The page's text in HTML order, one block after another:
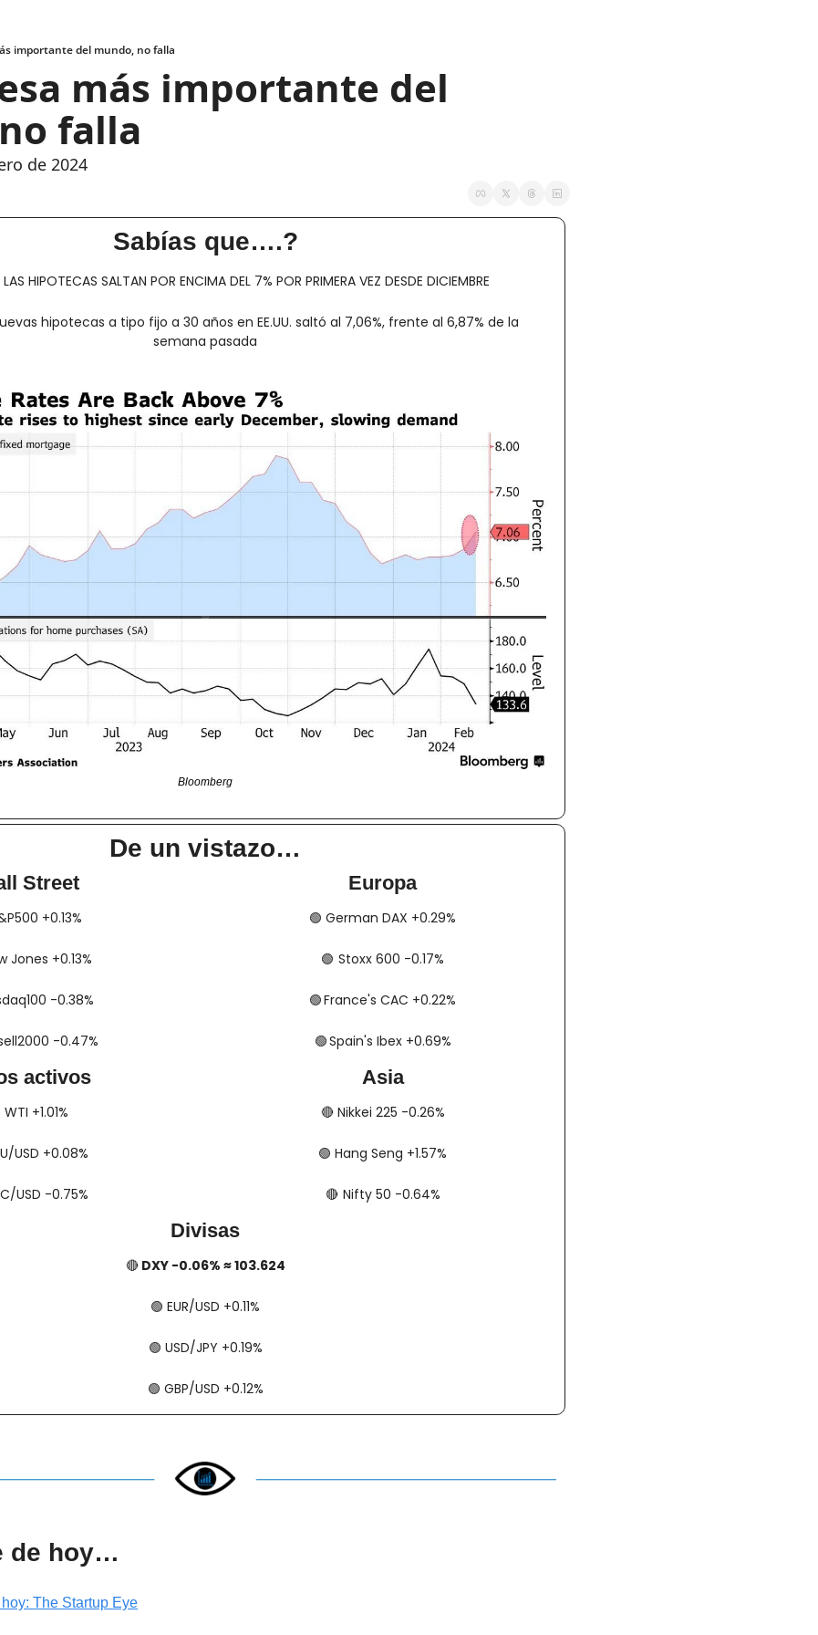
importante del mundo, no falla
más importante del
falla
de 2024
Sabías que….?
HIPOTECAS SALTAN POR ENCIMA DEL 7% POR PRIMERA VEZ DESDE DICIEMBRE
hipotecas a tipo fijo a 30 años en EE.UU. saltó al 7,06%, frente al 6,87% de la
semana pasada
Bloomberg
De un vistazo…
Street
+0.13%
Jones +0.13%
-0.38%
-0.47%
activos
​​​​ WTI +1.01%
USD +0.08%
USD -0.75%
Europa
🟢 ​​​​​​ German DAX +0.29%
🟢 ​​​​​​​​  Stoxx 600 -0.17%
🟢​​​​  France's CAC +0.22%
🟢​​​​​​​​  Spain's Ibex +0.69%
Asia
🔴​​​​ Nikkei 225 -0.26%
🟢 ​​​​ Hang Seng +1.57%
🔴​​​  Nifty 50 -0.64%
Divisas
🔴 DXY -0.06% ≈ 103.624
🟢 ​​​​ EUR/USD +0.11%
🟢 ​​​​ USD/JPY +0.19%
🟢 ​​​​ GBP/USD +0.12%
de hoy…
The Startup Eye